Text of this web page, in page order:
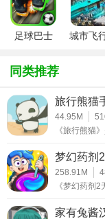
【拥挤巴士功能
1. 实时天气系统：
足球巴士
城市飞
同类推荐
旅行熊猫
44.95M
《旅行熊猫
梦幻药剂
258.91M
《梦幻药剂
家有兔酱